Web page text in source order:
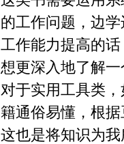
的工作问题，边
工作能力提高的
想更深入地了解
对于实用工具类
籍通俗易懂，根
这也是将知识为